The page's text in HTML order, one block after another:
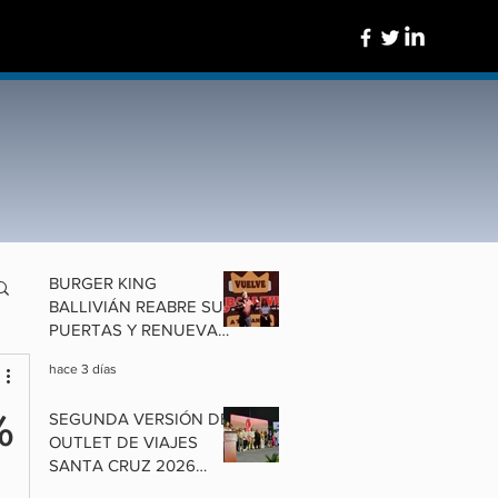
BURGER KING
BALLIVIÁN REABRE SUS
PUERTAS Y RENUEVA
COCHABAMBA
hace 3 días
SEGUNDA VERSIÓN DEL
OUTLET DE VIAJES
SANTA CRUZ 2026